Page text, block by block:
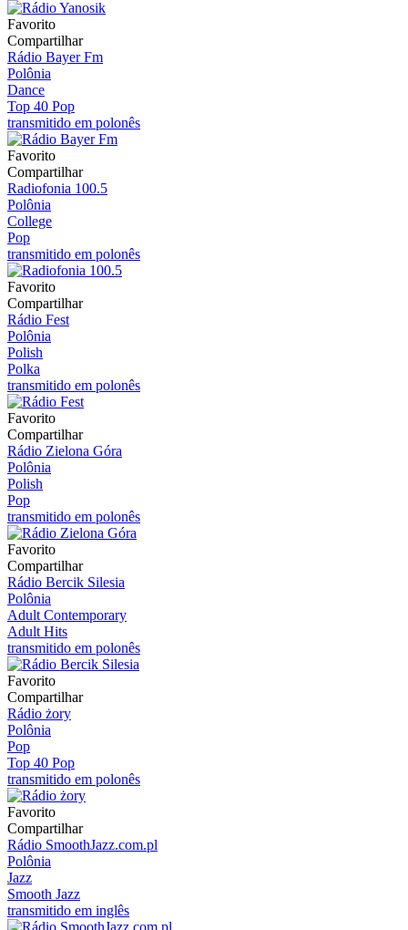
Favorito
Compartilhar
Rádio Bayer Fm
Polônia
Dance
Top 40 Pop
transmitido em polonês
Favorito
Compartilhar
Radiofonia 100.5
Polônia
College
Pop
transmitido em polonês
Favorito
Compartilhar
Rádio Fest
Polônia
Polish
Polka
transmitido em polonês
Favorito
Compartilhar
Rádio Zielona Góra
Polônia
Polish
Pop
transmitido em polonês
Favorito
Compartilhar
Rádio Bercik Silesia
Polônia
Adult Contemporary
Adult Hits
transmitido em polonês
Favorito
Compartilhar
Rádio żory
Polônia
Pop
Top 40 Pop
transmitido em polonês
Favorito
Compartilhar
Rádio SmoothJazz.com.pl
Polônia
Jazz
Smooth Jazz
transmitido em inglês